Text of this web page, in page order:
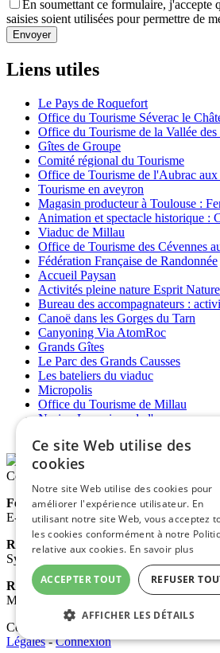
En soumettant ce formulaire, j'accepte
saisies soient utilisées pour permettre de
Envoyer
Liens utiles
Le Pays de Roquefort
Office du Tourisme Séverac le
Office du Tourisme de la Vallée des
Gîtes de Groupe
Comité régional du Tourisme
Office de Tourisme de l'Aubrac aux
Tourisme en aveyron
Magasin producteur à Toulouse :
Animation et spectacle historique :
Viaduc de Millau
Office de Tourisme des Cévennes
Fédération Française de Randonnée
Accueil Paysan
Activités pleine nature Esprit Nature
Bureau des accompagnateurs :
Canoë dans les Gorges du Tarn
Canyoning Via AtomRoc
Grands Gîtes
Le Parc des Grands Causses
Les bateliers du viaduc
Micropolis
Office du Tourisme de Millau
Noria - La maison de l'eau
Contactez-nous
Ferme de La Blaquière
E-mail :contact@lablaquiere.com
Réservation gîte et camping
Sylvia : +33 (0)6 75 09 31 73
Réservation dromadaires
Matthieu : +33 (0)6 24 54 13 69
Copyright 2026 La Ferme de La Blaquière
Légales-Connexion
Ce site Web utilise des
cookies
Notre site Web utilise des cookies pour
améliorer l'expérience utilisateur. En
utilisant notre site Web, vous acceptez
les cookies conformément à notre
relative aux cookies. En savoir plus
ACCEPTER TOUT REFUSER
AFFICHER LES DÉTAILS